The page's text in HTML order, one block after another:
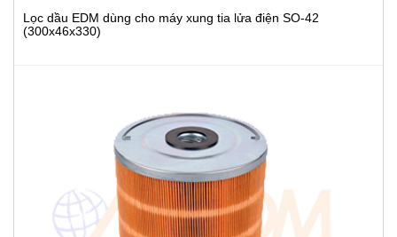
Lọc dầu EDM dùng cho máy xung tia lửa điện SO-42
(300x46x330)